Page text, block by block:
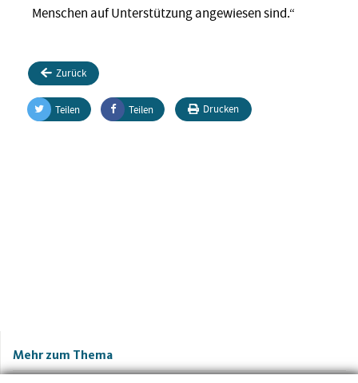
Menschen auf Unterstützung angewiesen sind.“
Zurück
Teilen Teilen Drucken
Mehr zum Thema